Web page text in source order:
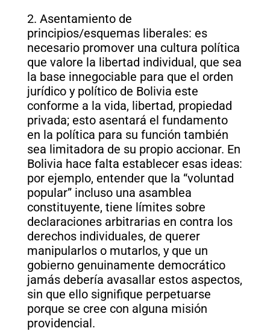
2. Asentamiento de
principios/esquemas liberales: es
necesario promover una cultura política
que valore la libertad individual, que sea
la base innegociable para que el orden
jurídico y político de Bolivia este
conforme a la vida, libertad, propiedad
privada; esto asentará el fundamento
en la política para su función también
sea limitadora de su propio accionar. En
Bolivia hace falta establecer esas ideas:
por ejemplo, entender que la “voluntad
popular” incluso una asamblea
constituyente, tiene límites sobre
declaraciones arbitrarias en contra los
derechos individuales, de querer
manipularlos o mutarlos, y que un
gobierno genuinamente democrático
jamás debería avasallar estos aspectos,
sin que ello signifique perpetuarse
porque se cree con alguna misión
providencial.